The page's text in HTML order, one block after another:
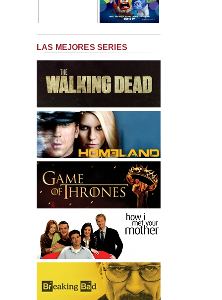
LAS MEJORES SERIES